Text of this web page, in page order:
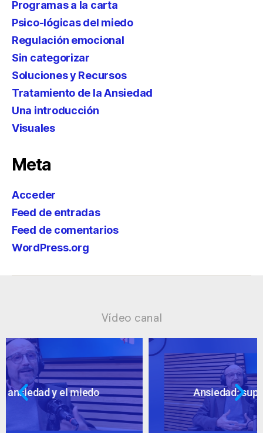
Programas a la carta
Psico-lógicas del miedo
Regulación emocional
Sin categorizar
Soluciones y Recursos
Tratamiento de la Ansiedad
Una introducción
Visuales
Meta
Acceder
Feed de entradas
Feed de comentarios
WordPress.org
Vídeo canal
Ansiedad: supuestos cuestionables